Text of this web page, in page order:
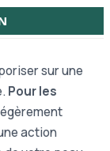
sur une
Pour les
action